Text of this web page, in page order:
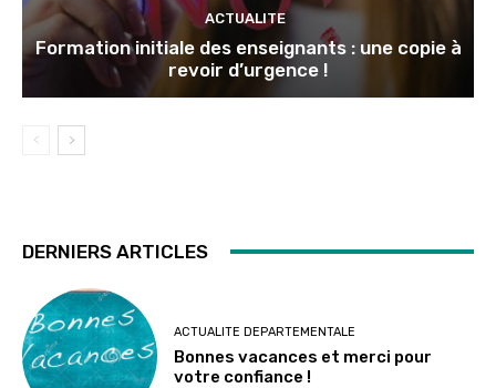
ACTUALITE
Formation initiale des enseignants : une copie à
revoir d’urgence !
DERNIERS ARTICLES
ACTUALITE DEPARTEMENTALE
Bonnes vacances et merci pour
votre confiance !